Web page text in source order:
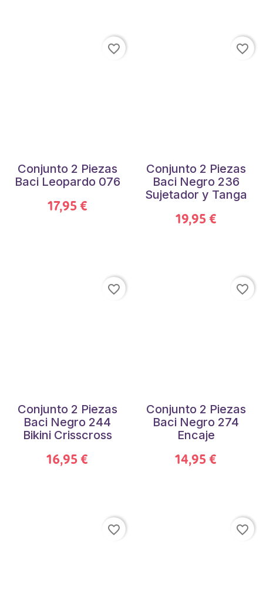
Conjunto 2 Piezas
Baci Leopardo 076
17,95 €
favorite_border
Conjunto 2 Piezas
Baci Negro 236
Sujetador y Tanga
19,95 €
favorite_border
Conjunto 2 Piezas
Baci Negro 244
Bikini Crisscross
16,95 €
favorite_border
Conjunto 2 Piezas
Baci Negro 274
Encaje
14,95 €
favorite_border
favorite_border favorite_border